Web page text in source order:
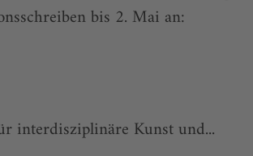
bis 2. Mai an:
­interdisziplinäre Kunst und...